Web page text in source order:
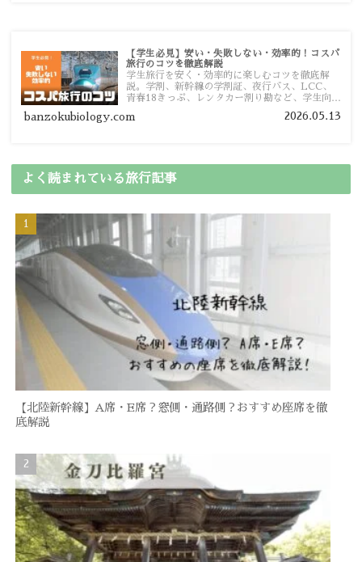
【学生必見】安い・失敗しない・効率的！コスパ
旅行のコツを徹底解説
学生旅行を安く・効率的に楽しむコツを徹底解
説。学割、新幹線の学割証、夜行バス、LCC、
青春18きっぷ、レンタカー割り勘など、学生向け
banzokubiology.com 2026.05.13
よく読まれている旅行記事
【北陸新幹線】A席・E席？窓側・通路側？おすすめ座席を徹
底解説